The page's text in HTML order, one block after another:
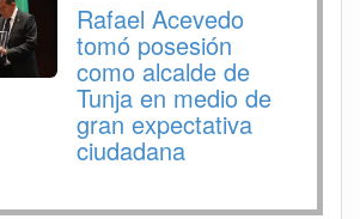
Rafael Acevedo
tomó posesión
como alcalde de
Tunja en medio de
gran expectativa
ciudadana